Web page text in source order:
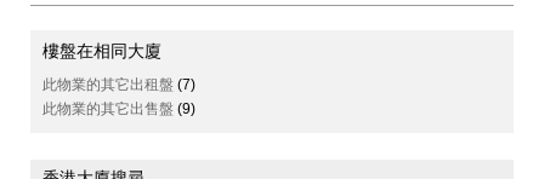
樓盤在相同大廈
此物業的其它出租盤 (7)
此物業的其它出售盤 (9)